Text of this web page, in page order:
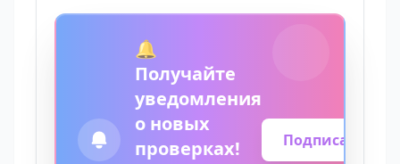
🔔
Получайте
уведомления
о новых
проверках!
Подписаться